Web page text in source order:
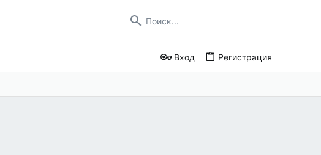
Вход Регистрация